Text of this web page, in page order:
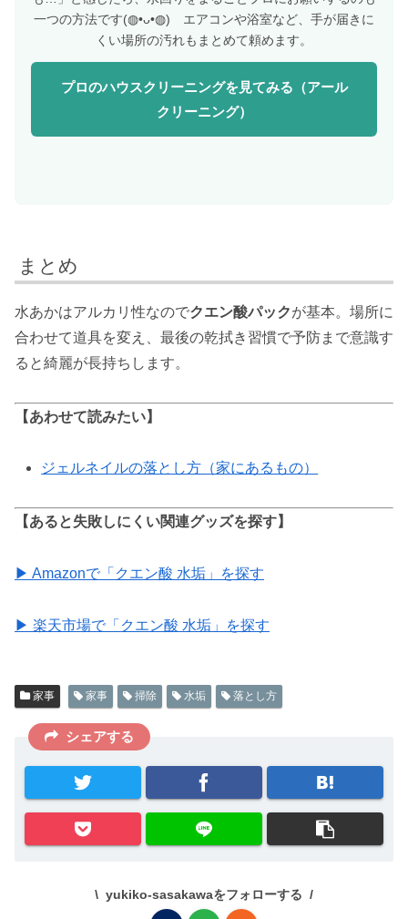
一つの方法です(◍•ᴗ•◍) エアコンや浴室など、手が届きに
くい場所の汚れもまとめて頼めます。
プロのハウスクリーニングを見てみる（アール
クリーニング）
まとめ
水あかはアルカリ性なのでクエン酸パックが基本。場所に
合わせて道具を変え、最後の乾拭き習慣で予防まで意識す
ると綺麗が長持ちします。
【あわせて読みたい】
ジェルネイルの落とし方（家にあるもの）
【あると失敗しにくい関連グッズを探す】
▶ Amazonで「クエン酸 水垢」を探す
▶ 楽天市場で「クエン酸 水垢」を探す
家事 家事 掃除 水垢 落とし方
シェアする
yukiko-sasakawaをフォローする